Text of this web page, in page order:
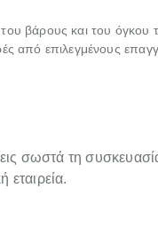
βάρους και του όγκου
από επιλεγμένους
σωστά τη
εταιρεία.